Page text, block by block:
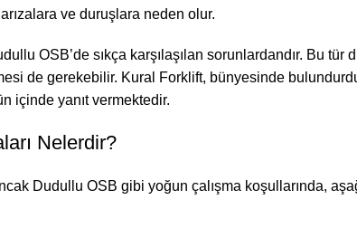
ve duruşlara neden olur.
OSB’de sıkça karşılaşılan sorunlardandır. Bu tür
de gerekebilir. Kural Forklift, bünyesinde
içinde yanıt vermektedir.
Nelerdir?
Dudullu OSB gibi yoğun çalışma koşullarında,